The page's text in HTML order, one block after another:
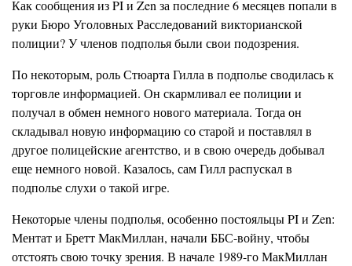
Как сообщения из PI и Zen за последние 6 месяцев попали в
руки Бюро Уголовных Расследований викторианской
полиции? У членов подполья были свои подозрения.
По некоторым, роль Стюарта Гилла в подполье сводилась к
торговле информацией. Он скармливал ее полиции и
получал в обмен немного нового материала. Тогда он
складывал новую информацию со старой и поставлял в
другое полицейские агентство, и в свою очередь добывал
еще немного новой. Казалось, сам Гилл распускал в
подполье слухи о такой игре.
Некоторые члены подполья, особенно постояльцы PI и Zen:
Ментат и Бретт МакМиллан, начали ББС-войну, чтобы
отстоять свою точку зрения. В начале 1989-го МакМиллан